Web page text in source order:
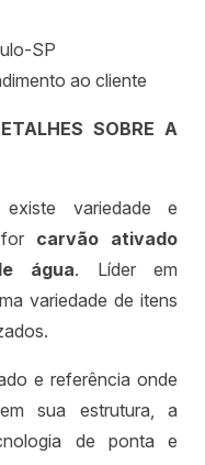
SP
ao cliente
SOBRE A
variedade e
carvão ativado
água. Líder em
variedade de itens
e referência onde
sua estrutura, a
de ponta e